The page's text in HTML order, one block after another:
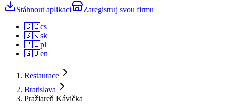
Stáhnout aplikaci
Zaregistruj svou firmu
🇨🇿cs
🇸🇰sk
🇵🇱pl
🇬🇧en
Restaurace
Bratislava
Pražiareň Kávička